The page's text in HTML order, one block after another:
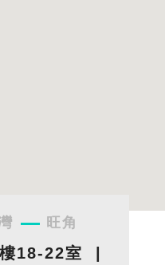
旺角
18-22室